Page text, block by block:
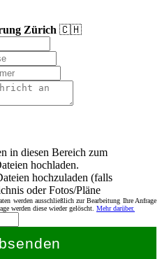
Zürich 🇨🇭
in diesen Bereich zum
hochladen.
hochzuladen (falls
oder Fotos/Pläne
werden ausschließlich zur Bearbeitung Ihre Anfrage
werden diese wieder gelöscht. Mehr darüber.